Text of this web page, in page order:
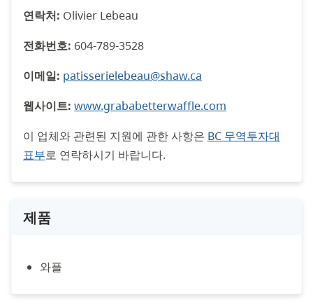
연락처: Olivier Lebeau
전화번호: 604-789-3528
이메일: patisserielebeau@shaw.ca
웹사이트: www.grababetterwaffle.com
이 업체와 관련된 지원에 관한 사항은 BC 무역투자대
표부로 연락하시기 바랍니다.
제품
와플